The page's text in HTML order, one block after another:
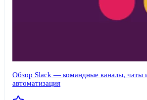
Обзор Slack — командные каналы, чаты
автоматизация